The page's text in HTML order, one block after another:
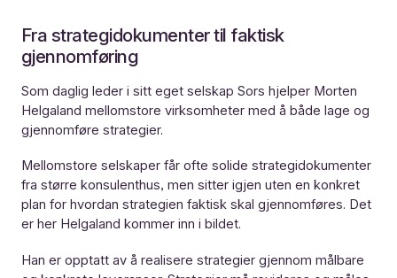
Fra strategidokumenter til faktisk
gjennomføring
Som daglig leder i sitt eget selskap Sors hjelper Morten
Helgaland mellomstore virksomheter med å både lage og
gjennomføre strategier.
Mellomstore selskaper får ofte solide strategidokumenter
fra større konsulenthus, men sitter igjen uten en konkret
plan for hvordan strategien faktisk skal gjennomføres. Det
er her Helgaland kommer inn i bildet.
Han er opptatt av å realisere strategier gjennom målbare